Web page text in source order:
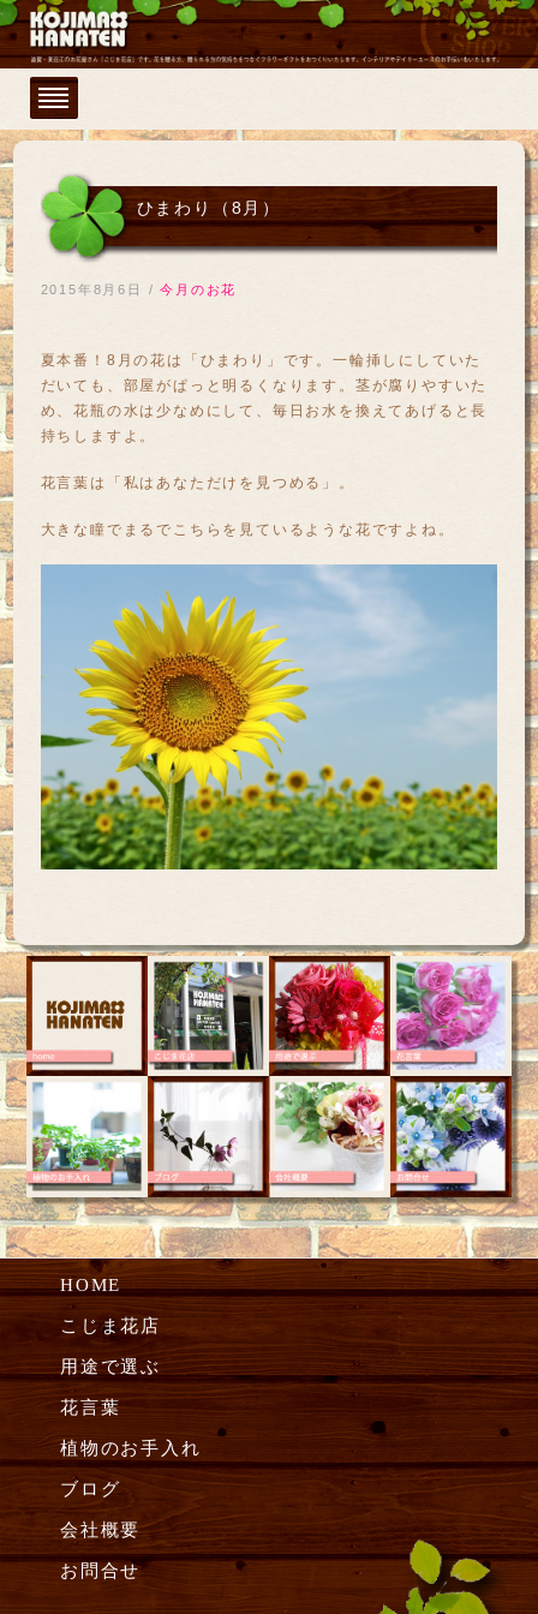
ひまわり（8月）
2015年8月6日 /今月のお花
夏本番！8月の花は「ひまわり」です。一輪挿しにしていた
だいても、部屋がぱっと明るくなります。茎が腐りやすいた
め、花瓶の水は少なめにして、毎日お水を換えてあげると長
持ちしますよ。
花言葉は「私はあなただけを見つめる」。
大きな瞳でまるでこちらを見ているような花ですよね。
HOME
こじま花店
用途で選ぶ
花言葉
植物のお手入れ
ブログ
会社概要
お問合せ